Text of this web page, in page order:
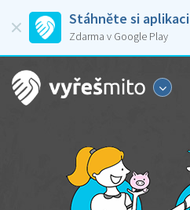
Stáhněte si aplikaci
Zdarma v Google Play